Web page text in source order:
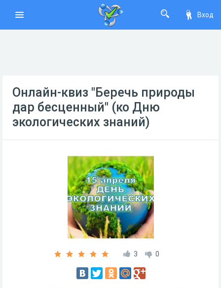
Вход
Онлайн-квиз "Беречь природы
дар бесценный" (ко Дню
экологических знаний)
3 0